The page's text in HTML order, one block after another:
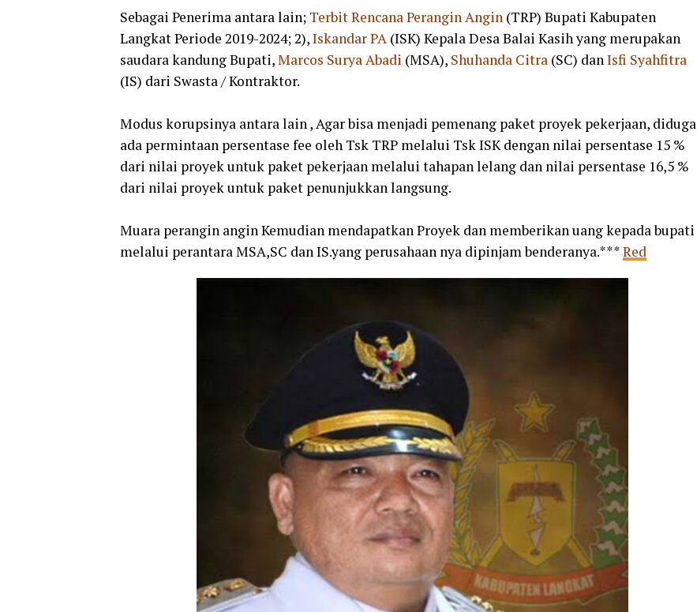
Sebagai Penerima antara lain; Terbit Rencana Perangin Angin (TRP) Bupati Kabupaten
Langkat Periode 2019-2024; 2),Iskandar PA (ISK) Kepala Desa Balai Kasih yang merupakan
saudara kandung Bupati,Marcos Surya Abadi (MSA), Shuhanda Citra (SC) danIsfi Syahfitra
(IS) dari Swasta / Kontraktor.
Modus korupsinya antara lain , Agar bisa menjadi pemenang paket proyek pekerjaan, diduga
ada permintaan persentase fee oleh Tsk TRP melalui Tsk ISK dengan nilai persentase 15 %
dari nilai proyek untuk paket pekerjaan melalui tahapan lelang dan nilai persentase 16,5 %
dari nilai proyek untuk paket penunjukkan langsung.
Muara perangin angin Kemudian mendapatkan Proyek dan memberikan uang kepada bupati
melalui perantara MSA,SC dan IS.yang perusahaan nya dipinjam benderanya.***Red